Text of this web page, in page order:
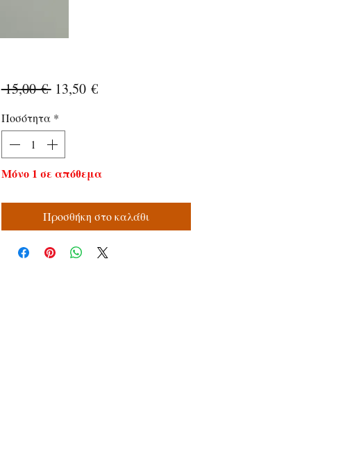
15,00 € Κανονική
13,50 €Τιμή
Ποσότητα *
Μόνο 1 σε απόθεμα
Προσθήκη στο καλάθι